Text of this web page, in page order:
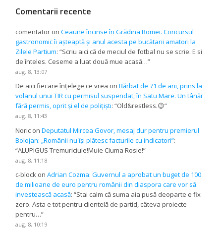
Comentarii recente
comentator onCeaune încinse în Grădina Romei. Concursul
gastronomic îi așteaptă și anul acesta pe bucătarii amatori la
Zilele Partium: “Scriu aici că de meciul de fotbal nu se scrie. E si
de înteles. Ceseme a luat două mue acasă…”
aug. 8, 13:07
De aici fiecare înțelege ce vrea onBărbat de 71 de ani, prins la
volanul unui TIR cu permisul suspendat, în Satu Mare. Un tânăr
fără permis, oprit și el de polițiști: “Old&restless.😉”
aug. 8, 11:43
Noric onDeputatul Mircea Govor, mesaj dur pentru premierul
Bolojan: „Românii nu își plătesc facturile cu indicatori”:
“ALUPIGUS Tremuriciule!Muie Ciuma Rosie!”
aug. 8, 11:18
c-block onAdrian Cozma: Guvernul a aprobat un buget de 100
de milioane de euro pentru românii din diaspora care vor să
investească acasă: “Stai calm că suma aia pusă deoparte e fix
zero. Asta e tot pentru clientelă de partid, câteva proiecte
pentru…”
aug. 8, 10:19